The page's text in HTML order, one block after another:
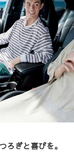
ろぎと喜びを。